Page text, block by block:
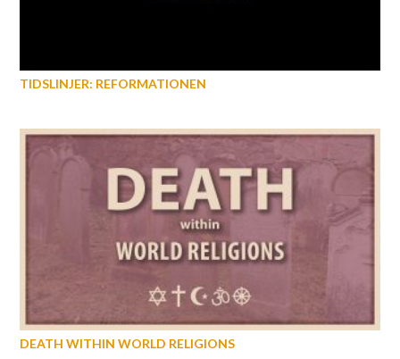
TIDSLINJER: REFORMATIONEN
DEATH WITHIN WORLD RELIGIONS